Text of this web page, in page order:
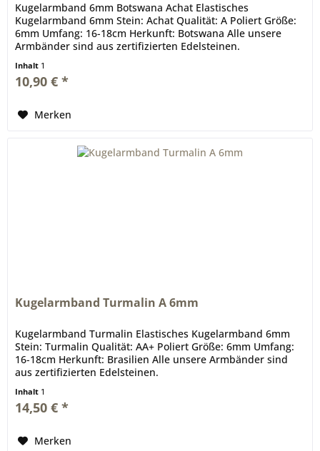
Kugelarmband 6mm Botswana Achat Elastisches
Kugelarmband 6mm Stein: Achat Qualität: A Poliert Größe:
6mm Umfang: 16-18cm Herkunft: Botswana Alle unsere
Armbänder sind aus zertifizierten Edelsteinen.
Inhalt 1
10,90 € *
Merken
Kugelarmband Turmalin A 6mm
Kugelarmband Turmalin Elastisches Kugelarmband 6mm
Stein: Turmalin Qualität: AA+ Poliert Größe: 6mm Umfang:
16-18cm Herkunft: Brasilien Alle unsere Armbänder sind
aus zertifizierten Edelsteinen.
Inhalt 1
14,50 € *
Merken